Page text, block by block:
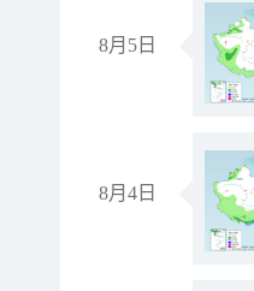
8月5日
8月4日